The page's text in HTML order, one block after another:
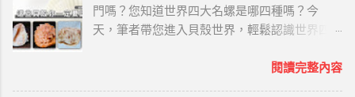
門嗎？您知道世界四大名螺是哪四種嗎？今
天，筆者帶您進入貝殼世界，輕鬆認識世界四
高的觀賞性的收藏價值。以下筆者就用四字訣
閱讀完整內容